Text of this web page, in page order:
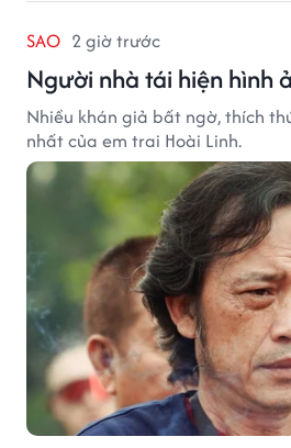
SAO 2 giờ trước
Người nhà tái hiện hình
Nhiều khán giả bất ngờ, thích
nhất của em trai Hoài Linh.